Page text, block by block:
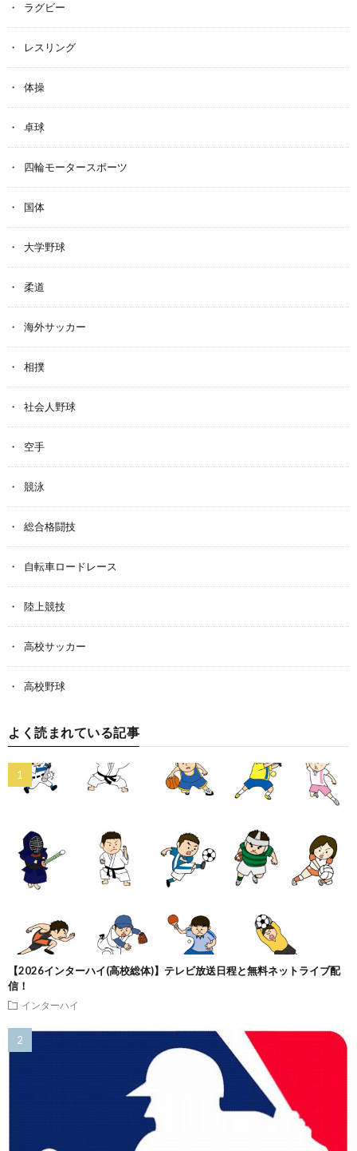
ラグビー
レスリング
体操
卓球
四輪モータースポーツ
国体
大学野球
柔道
海外サッカー
相撲
社会人野球
空手
競泳
総合格闘技
自転車ロードレース
陸上競技
高校サッカー
高校野球
よく読まれている記事
【2026インターハイ(高校総体)】テレビ放送日程と無料ネットライブ配
信！
インターハイ